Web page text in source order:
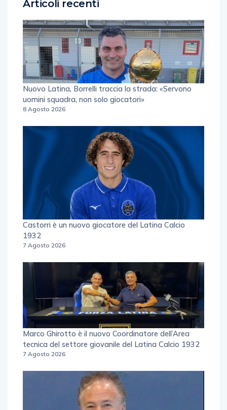
Articoli recenti
Nuovo Latina, Borrelli traccia la strada: «Servono
uomini squadra, non solo giocatori»
8 Agosto 2026
Castorri è un nuovo giocatore del Latina Calcio
1932
7 Agosto 2026
Marco Ghirotto è il nuovo Coordinatore dell’Area
tecnica del settore giovanile del Latina Calcio 1932
7 Agosto 2026